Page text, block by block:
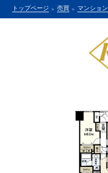
トップページ 売買 マンション